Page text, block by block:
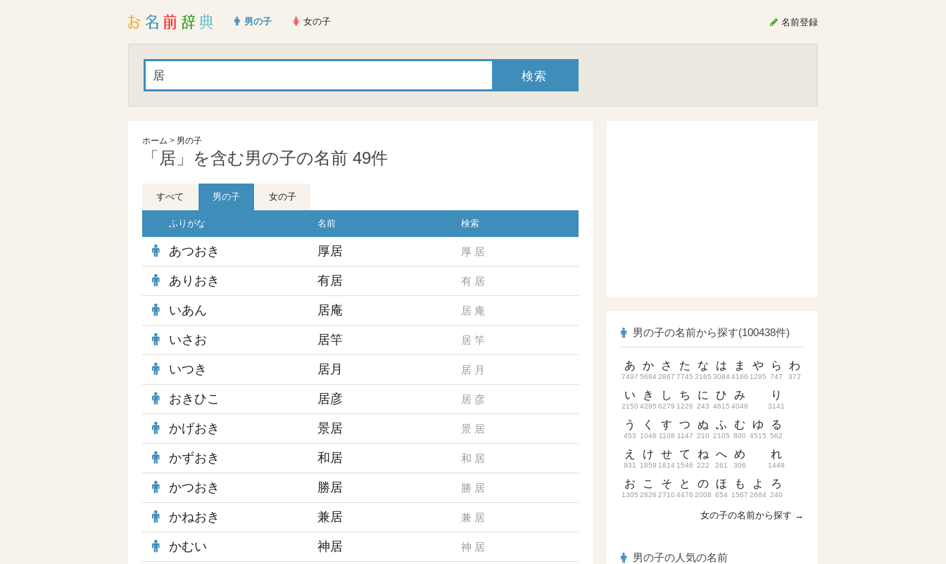
男の子 女の子 名前登録
ホーム > 男の子
「居」を含む男の子の名前 49件
すべて 男の子 女の子
ふりがな 名前 検索
あつおき 厚居 厚 居
ありおき 有居 有 居
いあん 居庵 居 庵
いさお 居竿 居 竿
いつき 居月 居 月
おきひこ 居彦 居 彦
かげおき 景居 景 居
かずおき 和居 和 居
かつおき 勝居 勝 居
かねおき 兼居 兼 居
かむい 神居 神 居
男の子の名前から探す(100438件)
あ
7497
い
2150
う
453
え
931
お
1305
か
5684
き
4295
く
1046
け
1859
こ
2826
さ
2867
し
6279
す
1108
せ
1814
そ
2710
た
7745
ち
1226
つ
1147
て
1546
と
4476
な
2165
に
243
ぬ
210
ね
222
の
2008
は
3084
ひ
4615
ふ
2105
へ
261
ほ
654
ま
4166
み
4048
む
800
め
306
も
1567
や
1295
ゆ
4515
よ
2684
ら
747
り
3141
る
562
れ
1449
ろ
240
わ
372
女の子の名前から探す →
男の子の人気の名前